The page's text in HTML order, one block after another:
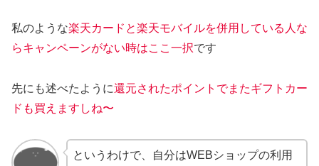
私のような楽天カードと楽天モバイルを併用している人な
らキャンペーンがない時はここ一択です
先にも述べたように還元されたポイントでまたギフトカー
ドも買えますしね〜
というわけで、自分はWEBショップの利用